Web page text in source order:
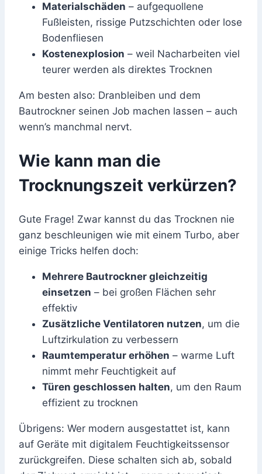
Materialschäden – aufgequollene
Fußleisten, rissige Putzschichten oder lose
Bodenfliesen
Kostenexplosion – weil Nacharbeiten viel
teurer werden als direktes Trocknen
Am besten also: Dranbleiben und dem
Bautrockner seinen Job machen lassen – auch
wenn’s manchmal nervt.
Wie kann man die
Trocknungszeit verkürzen?
Gute Frage! Zwar kannst du das Trocknen nie
ganz beschleunigen wie mit einem Turbo, aber
einige Tricks helfen doch:
Mehrere Bautrockner gleichzeitig
einsetzen – bei großen Flächen sehr
effektiv
Zusätzliche Ventilatoren nutzen, um die
Luftzirkulation zu verbessern
Raumtemperatur erhöhen – warme Luft
nimmt mehr Feuchtigkeit auf
Türen geschlossen halten, um den Raum
effizient zu trocknen
Übrigens: Wer modern ausgestattet ist, kann
auf Geräte mit digitalem Feuchtigkeitssensor
zurückgreifen. Diese schalten sich ab, sobald